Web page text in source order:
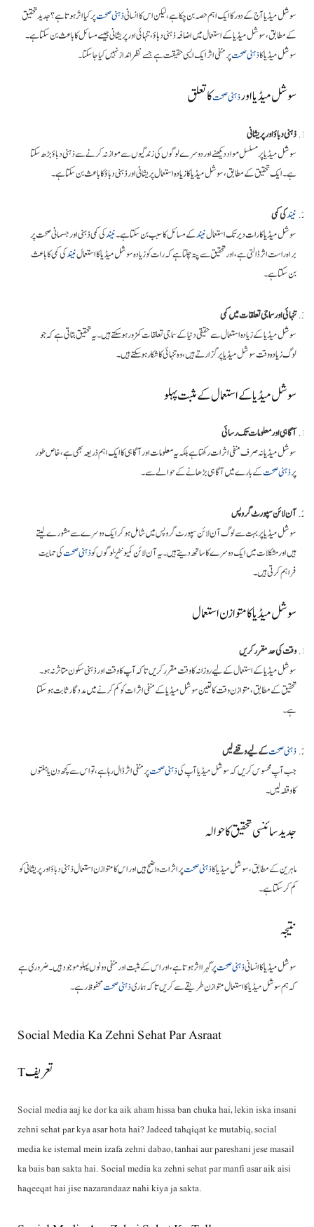
سوشل میڈیا آج کے دور کا ایک اہم حصہ بن چکا ہے، لیکن اس کا انسانیذہنی صحتپر کیا اثر ہوتا ہے؟ جدید تحقیق
کے مطابق، سوشل میڈیا کے استعمال میں اضافہ ذہنی دباؤ، تنہائی اور پریشانی جیسے مسائل کا باعث بن سکتا ہے۔
سوشل میڈیا کاذہنی صحتپر منفی اثر ایک ایسی حقیقت ہے جسے نظرانداز نہیں کیا جا سکتا۔
سوشل میڈیا اورذہنی صحتکا تعلق
ذہنی دباؤ اور پریشانی
سوشل میڈیا پر مسلسل مواد دیکھنے اور دوسرے لوگوں کی زندگیوں سے موازنہ کرنے سے ذہنی دباؤ بڑھ سکتا
ہے۔ ایک تحقیق کے مطابق، سوشل میڈیا کا زیادہ استعمال پریشانی اور ذہنی دباؤ کا باعث بن سکتا ہے۔
نیندکی کمی
سوشل میڈیا کا رات دیر تک استعمالنیندکے مسائل کا سبب بن سکتا ہے۔نیندکی کمی ذہنی اور جسمانی صحت پر
براہ راست اثر ڈالتی ہے، اور تحقیق سے پتہ چلتا ہے کہ رات کو زیادہ سوشل میڈیا کا استعمالنیندکی کمی کا باعث
بن سکتا ہے۔
تنہائی اور سماجی تعلقات میں کمی
سوشل میڈیا کے زیادہ استعمال سے حقیقی دنیا کے سماجی تعلقات کمزور ہو سکتے ہیں۔ یہ تحقیق بتاتی ہے کہ جو
لوگ زیادہ وقت سوشل میڈیا پر گزارتے ہیں، وہ تنہائی کا شکار ہو سکتے ہیں۔
سوشل میڈیا کے استعمال کے مثبت پہلو
آگاہی اور معلومات تک رسائی
سوشل میڈیا نہ صرف منفی اثرات رکھتا ہے بلکہ یہ معلومات اور آگاہی کا ایک اہم ذریعہ بھی ہے، خاص طور
پرذہنی صحتکے بارے میں آگاہی بڑھانے کے حوالے سے۔
آن لائن سپورٹ گروپس
سوشل میڈیا پر بہت سے لوگ آن لائن سپورٹ گروپس میں شامل ہو کر ایک دوسرے سے مشورے لیتے
ہیں اور مشکلات میں ایک دوسرے کا ساتھ دیتے ہیں۔ یہ آن لائن کمیونٹیز لوگوں کوذہنی صحتکی حمایت
فراہم کرتی ہیں۔
سوشل میڈیا کا متوازن استعمال
وقت کی حد مقرر کریں
سوشل میڈیا کے استعمال کے لیے روزانہ کا وقت مقرر کریں تاکہ آپ کا وقت اور ذہنی سکون متاثر نہ ہو۔
تحقیق کے مطابق، متوازن وقت کا تعین سوشل میڈیا کے منفی اثرات کو کم کرنے میں مددگار ثابت ہو سکتا
ہے۔
ذہنی صحتکے لیے وقفے لیں
جب آپ محسوس کریں کہ سوشل میڈیا آپ کیذہنی صحتپر منفی اثر ڈال رہا ہے، تو اس سے کچھ دن یا ہفتوں
کا وقفہ لیں۔
جدید سائنسی تحقیق کا حوالہ
ماہرین کے مطابق، سوشل میڈیا کاذہنی صحتپر اثرات واضح ہیں اور اس کا متوازن استعمال ذہنی دباؤ اور پریشانی کو
کم کر سکتا ہے۔
نتیجہ
سوشل میڈیا کا انسانیذہنی صحتپر گہرا اثر ہوتا ہے، اور اس کے مثبت اور منفی دونوں پہلو موجود ہیں۔ ضروری ہے
کہ ہم سوشل میڈیا کا استعمال متوازن طریقے سے کریں تاکہ ہماریذہنی صحتمحفوظ رہے۔
Social Media Ka Zehni Sehat Par Asraat
Tتعریف
Social media aaj ke dor ka aik aham hissa ban chuka hai, lekin iska insani
zehni sehat par kya asar hota hai? Jadeed tahqiqat ke mutabiq, social
media ke istemal mein izafa zehni dabao, tanhai aur pareshani jese masail
ka bais ban sakta hai. Social media ka zehni sehat par manfi asar aik aisi
haqeeqat hai jise nazarandaaz nahi kiya ja sakta.